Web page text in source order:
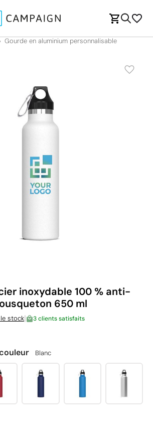
Gourde en aluminium personnalisable
inoxydable 100 % anti-
650 ml
stock| 3 clients satisfaits
Blanc